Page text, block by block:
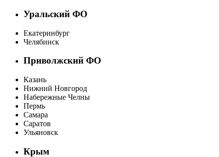
Уральский ФО
Екатеринбург
Челябинск
Приволжский ФО
Казань
Нижний Новгород
Набережные Челны
Пермь
Самара
Саратов
Ульяновск
Крым